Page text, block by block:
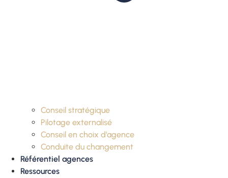
Conseil stratégique
Pilotage externalisé
Conseil en choix d’agence
Conduite du changement
Référentiel agences
Ressources